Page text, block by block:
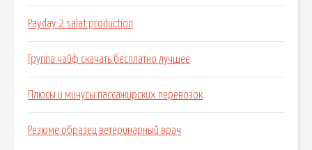
Payday 2 salat production
Группа чайф скачать бесплатно лучшее
Плюсы и минусы пассажирских перевозок
Резюме образец ветеринарный врач